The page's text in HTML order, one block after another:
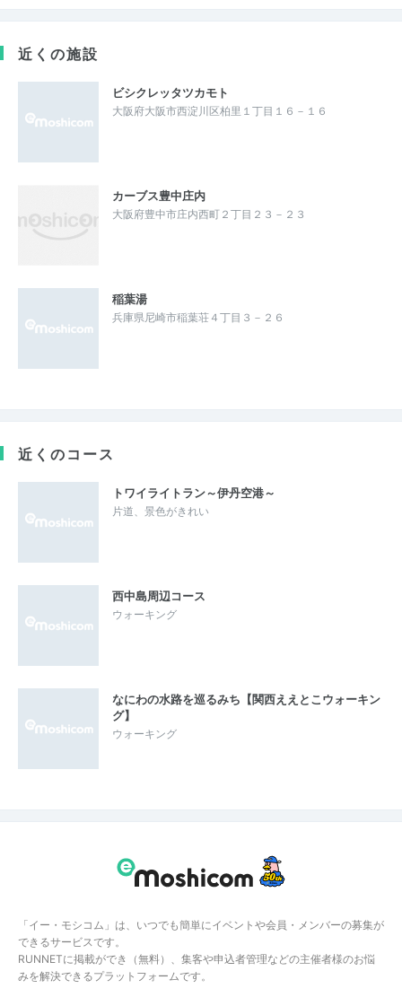
近くの施設
ビシクレッタツカモト
大阪府大阪市西淀川区柏里１丁目１６－１６
カーブス豊中庄内
大阪府豊中市庄内西町２丁目２３－２３
稲葉湯
兵庫県尼崎市稲葉荘４丁目３－２６
近くのコース
トワイライトラン～伊丹空港～
片道、景色がきれい
西中島周辺コース
ウォーキング
なにわの水路を巡るみち【関西ええとこウォーキン
グ】
ウォーキング
「イー・モシコム」は、いつでも簡単にイベントや会員・メンバーの募集が
できるサービスです。
RUNNETに掲載ができ（無料）、集客や申込者管理などの主催者様のお悩
みを解決できるプラットフォームです。